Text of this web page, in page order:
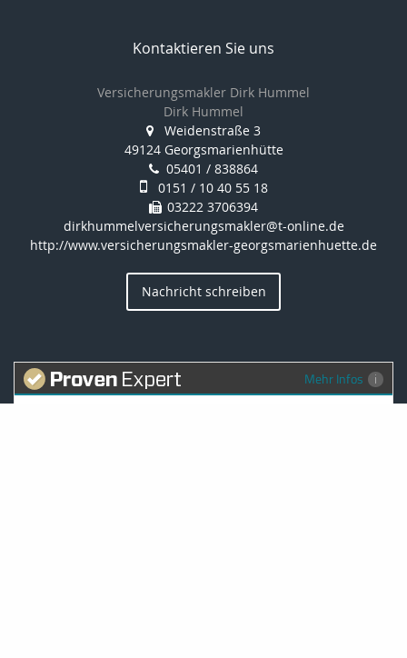
Kontaktieren Sie uns
Versicherungsmakler Dirk Hummel
Dirk Hummel
Weidenstraße 3
49124 Georgsmarienhütte
05401 / 838864
0151 / 10 40 55 18
03222 3706394
dirkhummelversicherungsmakler@t-online.de
http://www.versicherungsmakler-georgsmarienhuette.de
Nachricht schreiben
Mehr Infos